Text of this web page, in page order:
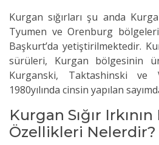
Kurgan sığırları şu anda
Tyumen ve Orenburg
Başkurt’da yetiştirilmektedir.
sürüleri, Kurgan bölgesinin
Kurganski, Taktashinski ve
1980yılında cinsin yapılan
Kurgan Sığır
Özellikleri Nelerdir?